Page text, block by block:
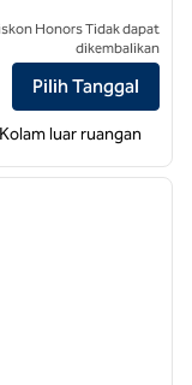
Mooresville/Lake
Honors Tidak dapat
dikembalikan
Pilih Tanggal
Kolam luar ruangan